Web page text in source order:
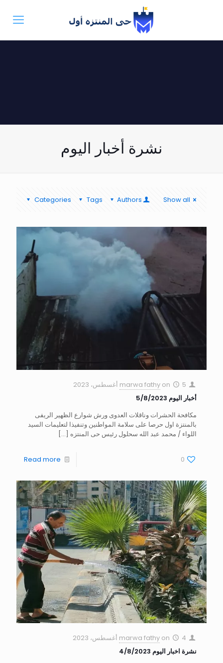
نشرة أخبار اليوم
Categories Tags Authors Show all
marwa fathy on
5 أغسطس، 2023
أخبار اليوم 5/8/2023
مكافحة الحشرات وناقلات العدوى ورش شوارع الظهير الريفى
بالمنتزة اول حرصا على سلامة المواطنين وتنفيذا لتعليمات السيد
اللواء / محمد عبد الله سحلول رئيس حى المنتزه […]
0
Read more
marwa fathy on
4 أغسطس، 2023
نشرة اخبار اليوم 4/8/2023